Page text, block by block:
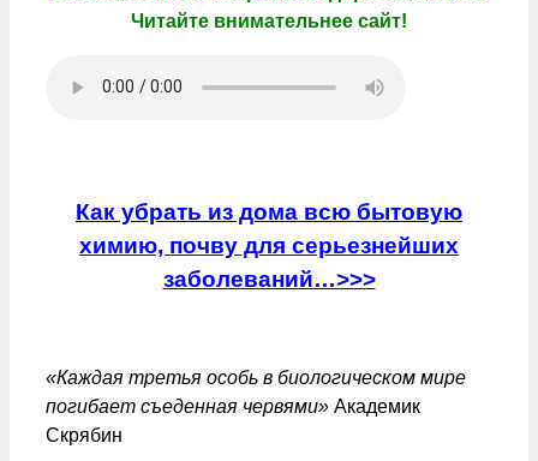
Читайте внимательнее сайт!
Как убрать из дома всю бытовую
химию, почву для серьезнейших
заболеваний…>>>
«Каждая третья особь в биологическом мире
погибает съеденная червями» Академик
Скрябин